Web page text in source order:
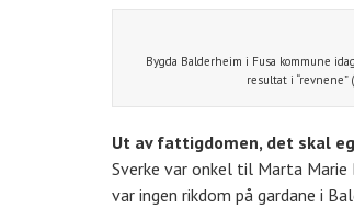
Bygda Balderheim i Fusa kommune
resultat i “revnene”
Ut av fattigdomen, det skal eg
Sverke var onkel til Marta Marie
var ingen rikdom på gardane i